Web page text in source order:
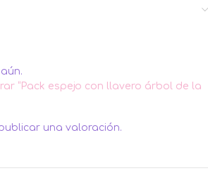
“Pack espejo con llavero árbol de la
una valoración.